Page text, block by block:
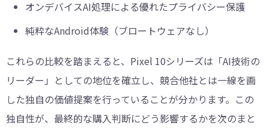
オンデバイスAI処理による優れたプライバシー保護
純粋なAndroid体験（ブロートウェアなし）
これらの比較を踏まえると、Pixel 10シリーズは「AI技術の
リーダー」としての地位を確立し、競合他社とは一線を画
した独自の価値提案を行っていることが分かります。この
独自性が、最終的な購入判断にどう影響するかを次のまと